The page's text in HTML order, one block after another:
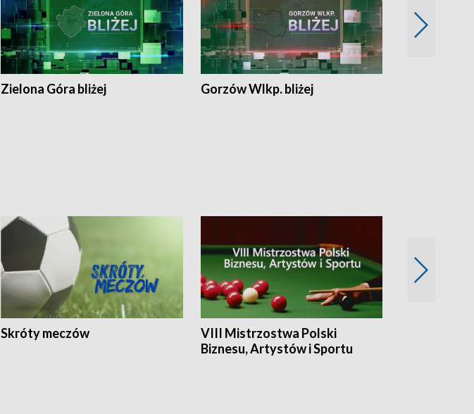
Zielona Góra bliżej Gorzów Wlkp. bliżej
Skróty meczów
VIII Mistrzostwa Polski
Biznesu, Artystów i Sportu